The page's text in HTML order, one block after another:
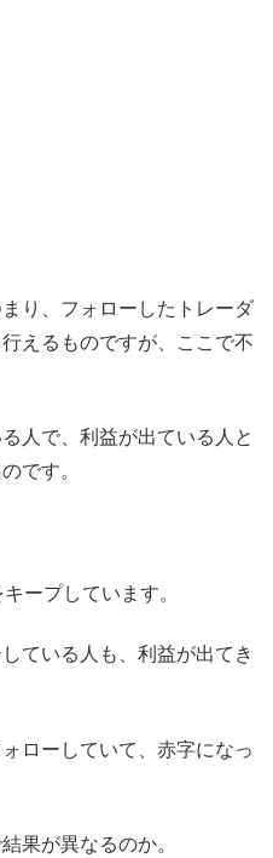
り、フォローしたトレーダ
えるものですが、ここで不
人で、利益が出ている人と
です。
ープしています。
ている人も、利益が出てき
ローしていて、赤字になっ
果が異なるのか。